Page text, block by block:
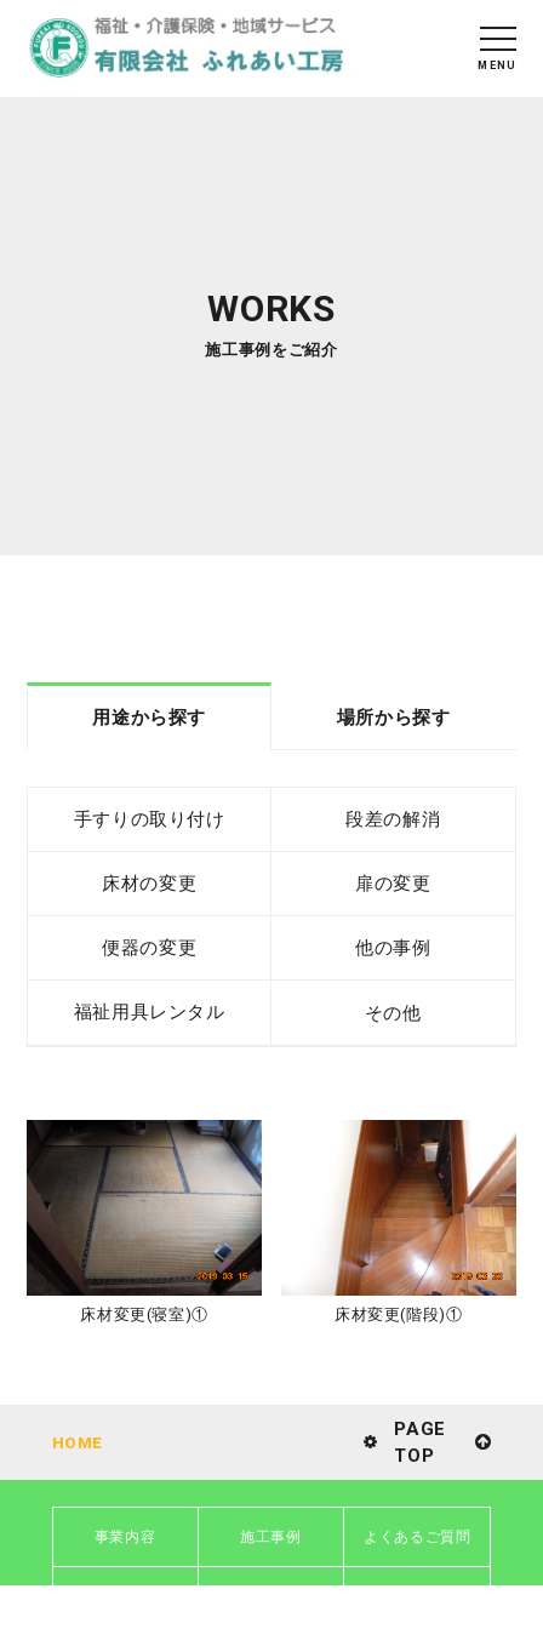
WORKS
施工事例をご紹介
用途から探す
手すりの取り付け 段差の解消
床材の変更 扉の変更
便器の変更 他の事例
福祉用具レンタル その他
場所から探す
床材変更(寝室)① 床材変更(階段)①
HOME
PAGE
TOP
事業内容 施工事例 よくあるご質問